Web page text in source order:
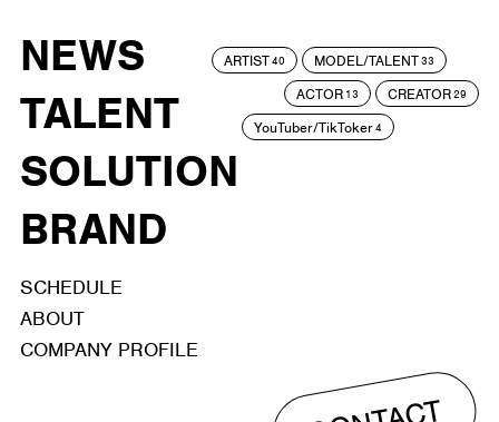
NEWS
TALENT
SOLUTION
BRAND
ARTIST40 MODEL/TALENT33
ACTOR 13 CREATOR29
YouTuber/TikToker4
SCHEDULE
ABOUT
COMPANY PROFILE